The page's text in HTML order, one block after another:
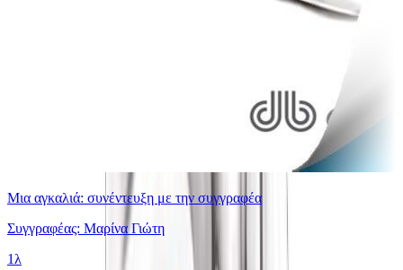
Μια αγκαλιά: συνέντευξη με την συγγραφέα
Συγγραφέας: Μαρίνα Γιώτη
1λ